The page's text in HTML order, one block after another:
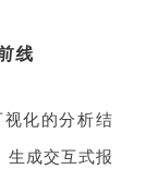
线
化的分析结
生成交互式报